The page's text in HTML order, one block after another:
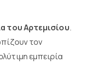
του Αρτεμισίου.
τον
εμπειρία